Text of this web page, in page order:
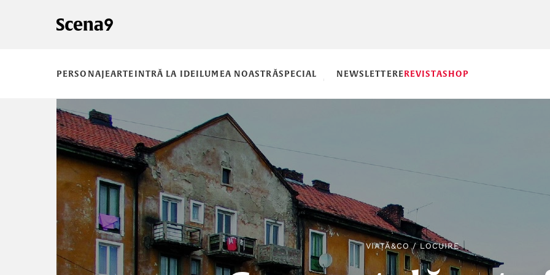
PERSONAJEARTEINTRĂ LA IDEILUMEA NOASTRĂSPECIAL NEWSLETTEREREVISTASHOP
VIAȚĂ&CO/ LOCUIRE